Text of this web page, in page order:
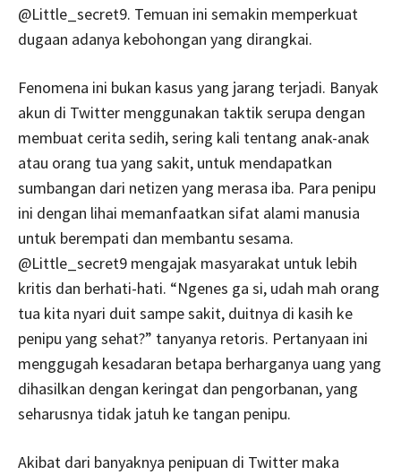
@Little_secret9. Temuan ini semakin memperkuat
dugaan adanya kebohongan yang dirangkai.
Fenomena ini bukan kasus yang jarang terjadi. Banyak
akun di Twitter menggunakan taktik serupa dengan
membuat cerita sedih, sering kali tentang anak-anak
atau orang tua yang sakit, untuk mendapatkan
sumbangan dari netizen yang merasa iba. Para penipu
ini dengan lihai memanfaatkan sifat alami manusia
untuk berempati dan membantu sesama.
@Little_secret9 mengajak masyarakat untuk lebih
kritis dan berhati-hati. “Ngenes ga si, udah mah orang
tua kita nyari duit sampe sakit, duitnya di kasih ke
penipu yang sehat?” tanyanya retoris. Pertanyaan ini
menggugah kesadaran betapa berharganya uang yang
dihasilkan dengan keringat dan pengorbanan, yang
seharusnya tidak jatuh ke tangan penipu.
Akibat dari banyaknya penipuan di Twitter maka